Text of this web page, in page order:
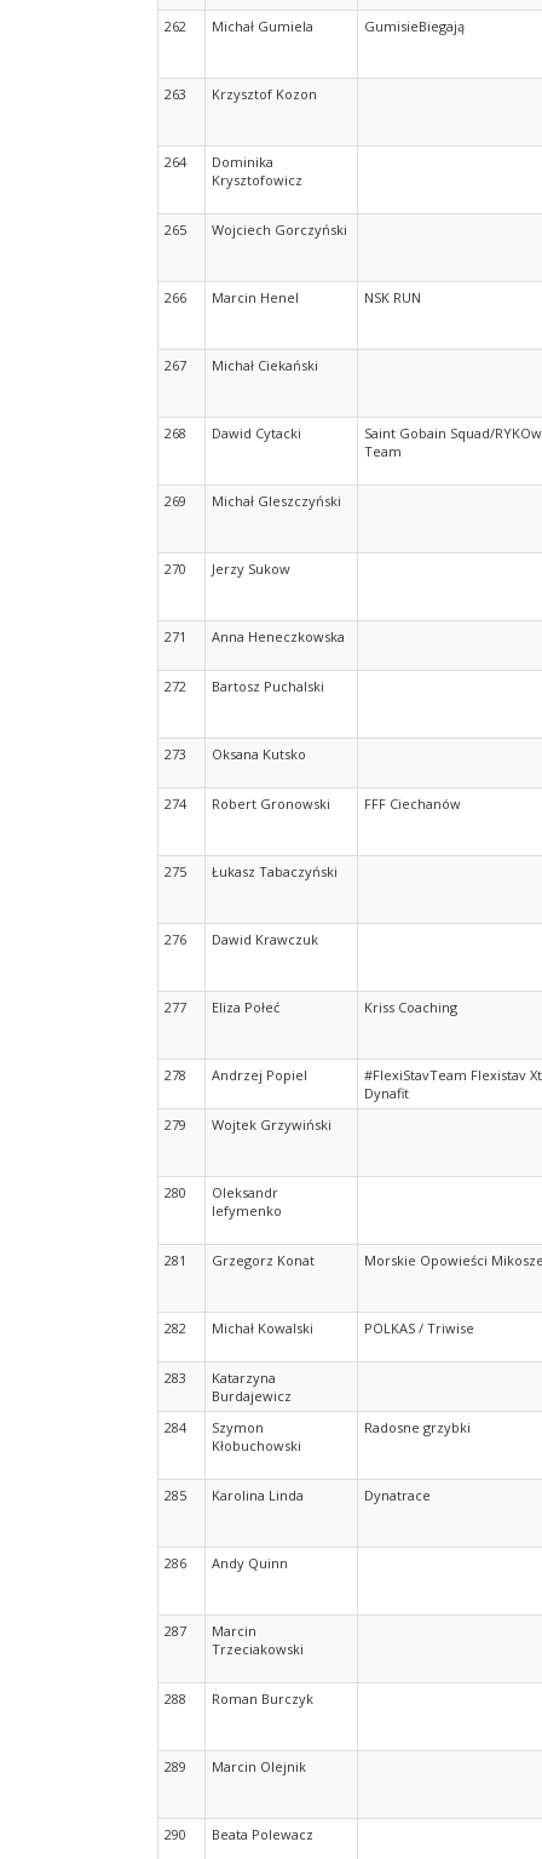
262 Michał Gumiela GumisieBiegają
263 Krzysztof Kozon
264
Dominika
Krysztofowicz
265 Wojciech Gorczyński
266 Marcin Henel NSK RUN
267 Michał Ciekański
268 Dawid Cytacki
Saint Gobain Squad/
Team
269 Michał Gleszczyński
270 Jerzy Sukow
271 Anna Heneczkowska
272 Bartosz Puchalski
273 Oksana Kutsko
274 Robert Gronowski FFF Ciechanów
275 Łukasz Tabaczyński
276 Dawid Krawczuk
277 Eliza Połeć Kriss Coaching
278 Andrzej Popiel
#FlexiStavTeam Flexistav
Dynafit
279
Wojtek Grzywiński
280
Oleksandr
Iefymenko
281 Grzegorz Konat Morskie Opowieści
282 Michał Kowalski POLKAS / Triwise
283
Katarzyna
Burdajewicz
284
Szymon
Kłobuchowski
Radosne grzybki
285 Karolina Linda Dynatrace
286 Andy Quinn
287
Marcin
Trzeciakowski
288 Roman Burczyk
289 Marcin Olejnik
290 Beata Polewacz